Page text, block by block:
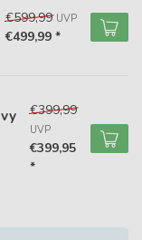
€599,99 UVP
€499,99 *
€399,99
UVP
€399,95
*